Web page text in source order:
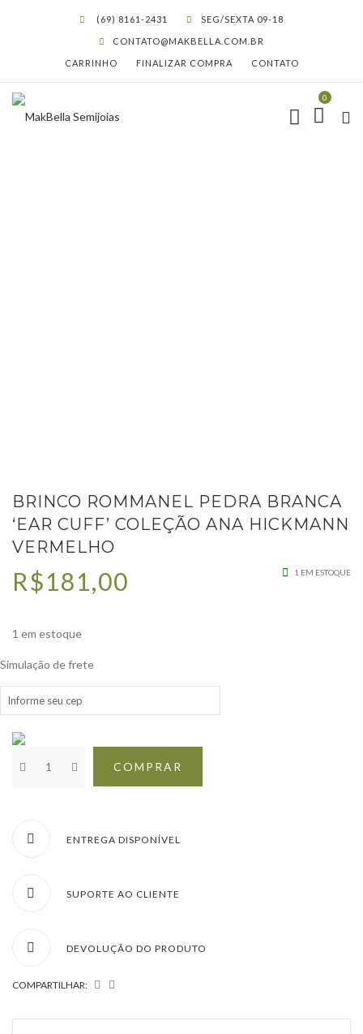
(69) 8161-2431 SEG/SEXTA 09-18
CONTATO@MAKBELLA.COM.BR
CARRINHO FINALIZAR COMPRA CONTATO
0
BRINCO ROMMANEL PEDRA BRANCA
‘EAR CUFF’ COLEÇÃO ANA HICKMANN
VERMELHO
1 EM ESTOQUE
R$181,00
1 em estoque
Simulação de frete
COMPRAR
ENTREGA DISPONÍVEL
SUPORTE AO CLIENTE
DEVOLUÇÃO DO PRODUTO
COMPARTILHAR: